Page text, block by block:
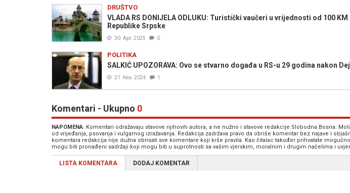
DRUŠTVO
VLADA RS DONIJELA ODLUKU: Turistički vaučeri u vrijednosti od 100
Republike Srpske
30. Apr. 2025 0
POLITIKA
SALKIĆ UPOZORAVA: Ovo se stvarno događa u RS-u 29 godina nakon
21. Nov. 2024 1
Komentari - Ukupno 0
NAPOMENA: Komentari odražavaju stavove njihovih autora, a ne nužno i stavove redakcije Slobodna Bosna.
od vrijeđanja, psovanja i vulgarnog izražavanja. Redakcija zadržava pravo da obriše komentar bez najave i
komentara redakcija nije dužna obrisati sve komentare koji krše pravila. Kao čitalac također prihvatate
mogu biti pronađeni sadržaji koji mogu biti u suprotnosti sa vašim vjerskim, moralnim i drugim načelima i
LISTA KOMENTARA DODAJ KOMENTAR